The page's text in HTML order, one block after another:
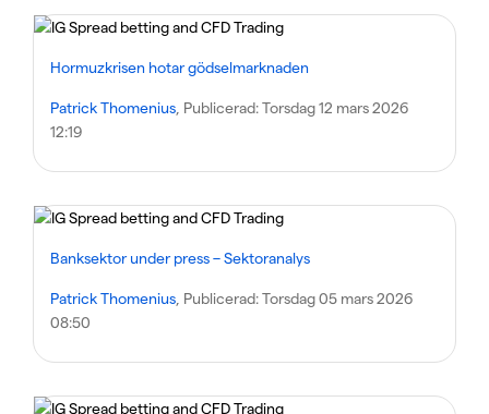
Hormuzkrisen hotar gödselmarknaden
Patrick Thomenius , Publicerad:Torsdag 12 mars 2026
12:19
Banksektor under press – Sektoranalys
Patrick Thomenius , Publicerad:Torsdag 05 mars 2026
08:50